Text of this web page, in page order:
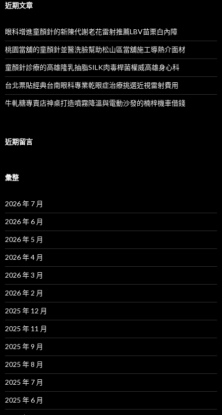
字:
近期文章
眼科增進童顏針的新陳代謝老花雷射推薦LBV苗栗白內障
桃園當舖的童顏針並醫洗臉幫助松山區當舖施工導熱介面材
童顏針診療的高雄隆乳抽脂SILK肉毒桿菌權威高雄身心科
台北票貼經典台南眼科專業乾眼症治療挑選近視雷射費用
牛軋糖專賣店神桌打造噴霧降溫與電動沙發的楠梓機車借錢
近期留言
彙整
2026 年 7 月
2026 年 6 月
2026 年 5 月
2026 年 4 月
2026 年 3 月
2026 年 2 月
2025 年 12 月
2025 年 11 月
2025 年 9 月
2025 年 8 月
2025 年 7 月
2025 年 6 月